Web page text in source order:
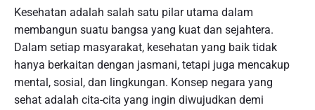
Kesehatan adalah salah satu pilar utama dalam
membangun suatu bangsa yang kuat dan sejahtera.
Dalam setiap masyarakat, kesehatan yang baik tidak
hanya berkaitan dengan jasmani, tetapi juga mencakup
mental, sosial, dan lingkungan. Konsep negara yang
sehat adalah cita-cita yang ingin diwujudkan demi